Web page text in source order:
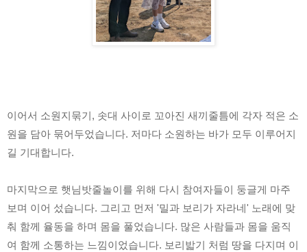
이어서 소원지묶기, 솟대 사이로 꼬아진 새끼줄틈에 각자 적은 소
원을 담아 묶어두었습니다. 저마다 소원하는 바가 모두 이루어지
길 기대합니다.
마지막으로 햇님밧줄놀이를 위해 다시 참여자들이 둥글게 마주
보며 이어 섰습니다. 그리고 먼저 '밀과 보리가 자라네' 노래에 맞
춰 함께 율동을 하며 몸을 풀었습니다. 많은 사람들과 몸을 움직
여 함께 소통하는 느낌이었습니다. 보리밟기 처럼 땅을 다지며 이